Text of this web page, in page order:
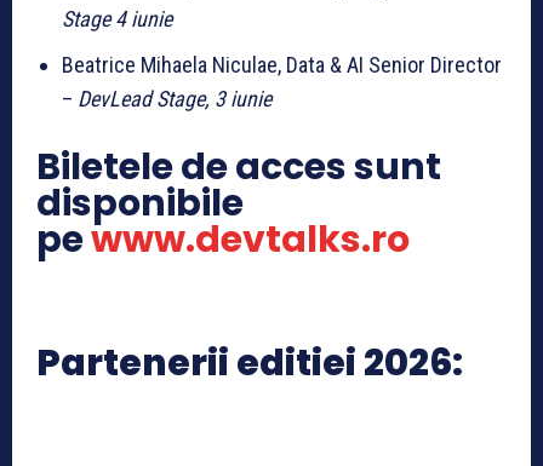
Stage 4 iunie
Beatrice Mihaela Niculae, Data & AI Senior Director
– DevLead Stage, 3 iunie
Biletele de acces sunt
disponibile
pewww.devtalks.ro
Partenerii editiei 2026: